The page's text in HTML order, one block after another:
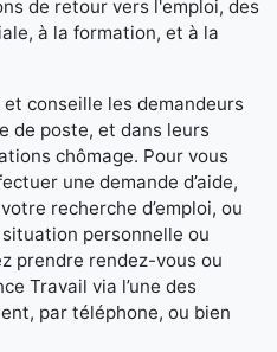
de retour vers l'emploi, des
à la formation, et à la
conseille les demandeurs
de poste, et dans leurs
chômage. Pour vous
une demande d’aide,
recherche d’emploi, ou
personnelle ou
prendre rendez-vous ou
Travail via l’une des
par téléphone, ou bien